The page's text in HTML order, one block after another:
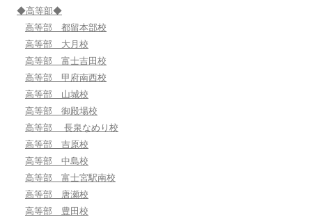
◆高等部◆
高等部 都留本部校
高等部 大月校
高等部 富士吉田校
高等部 甲府南西校
高等部 山城校
高等部 御殿場校
高等部 長泉なめり校
高等部 吉原校
高等部 中島校
高等部 富士宮駅南校
高等部 唐瀬校
高等部 豊田校